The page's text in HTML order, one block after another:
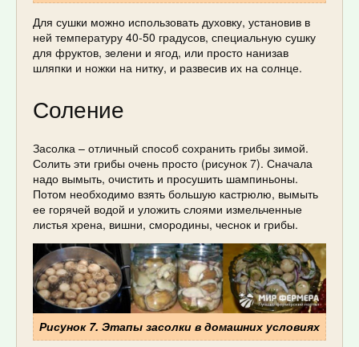
Для сушки можно использовать духовку, установив в
ней температуру 40-50 градусов, специальную сушку
для фруктов, зелени и ягод, или просто нанизав
шляпки и ножки на нитку, и развесив их на солнце.
Соление
Засолка – отличный способ сохранить грибы зимой.
Солить эти грибы очень просто (рисунок 7). Сначала
надо вымыть, очистить и просушить шампиньоны.
Потом необходимо взять большую кастрюлю, вымыть
ее горячей водой и уложить слоями измельченные
листья хрена, вишни, смородины, чеснок и грибы.
Рисунок 7. Этапы засолки в домашних условиях